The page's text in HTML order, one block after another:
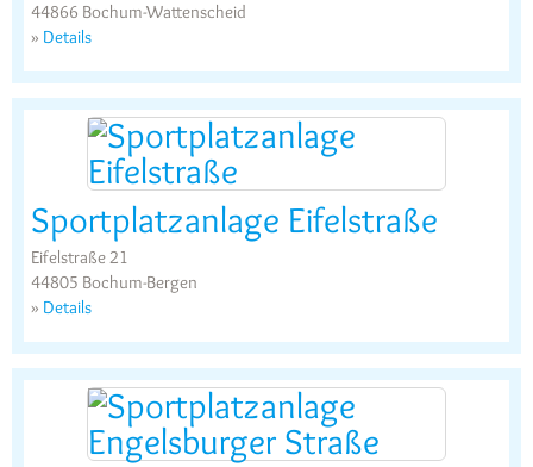
44866 Bochum-Wattenscheid
» Details
Sportplatzanlage Eifelstraße
Eifelstraße 21
44805 Bochum-Bergen
» Details